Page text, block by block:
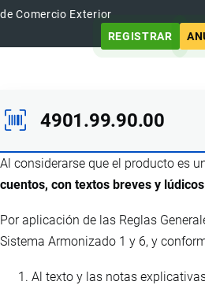
de Comercio Exterior
REGISTRAR
4901.99.90.00
Al considerarse que el producto es
cuentos, con textos breves y
Por aplicación de las Reglas
Sistema Armonizado 1 y 6, y
Al texto y las notas